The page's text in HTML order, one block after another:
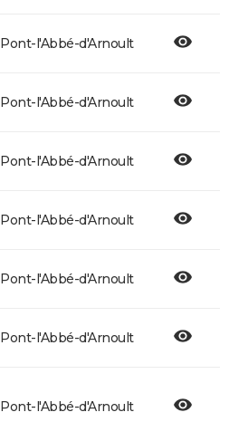
Pont-l'Abbé-d'Arnoult
Pont-l'Abbé-d'Arnoult
Pont-l'Abbé-d'Arnoult
Pont-l'Abbé-d'Arnoult
Pont-l'Abbé-d'Arnoult
Pont-l'Abbé-d'Arnoult
Pont-l'Abbé-d'Arnoult